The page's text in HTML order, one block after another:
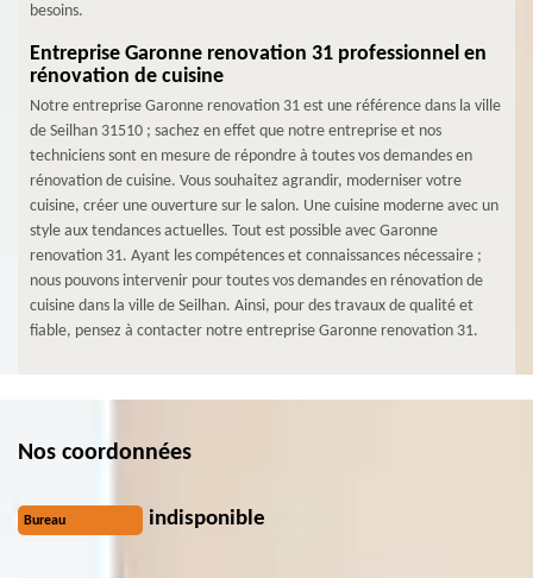
besoins.
Entreprise Garonne renovation 31 professionnel en
rénovation de cuisine
Notre entreprise Garonne renovation 31 est une référence dans la ville
de Seilhan 31510 ; sachez en effet que notre entreprise et nos
techniciens sont en mesure de répondre à toutes vos demandes en
rénovation de cuisine. Vous souhaitez agrandir, moderniser votre
cuisine, créer une ouverture sur le salon. Une cuisine moderne avec un
style aux tendances actuelles. Tout est possible avec Garonne
renovation 31. Ayant les compétences et connaissances nécessaire ;
nous pouvons intervenir pour toutes vos demandes en rénovation de
cuisine dans la ville de Seilhan. Ainsi, pour des travaux de qualité et
fiable, pensez à contacter notre entreprise Garonne renovation 31.
Nos coordonnées
Bureau indisponible